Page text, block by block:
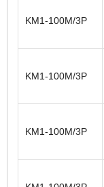
KM1-100M/3P
KM1-100M/3P
KM1-100M/3P